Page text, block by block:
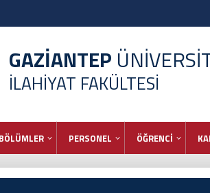
GAZİANTEP
İLAHİYAT FAKÜLTESİ
BÖLÜMLER PERSONEL ÖĞRENCİ